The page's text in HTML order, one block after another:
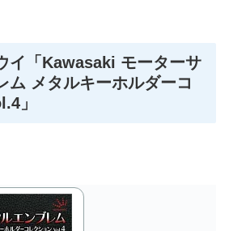
イ 「Kawasaki モーターサ
ム メタルキーホルダーコ
」